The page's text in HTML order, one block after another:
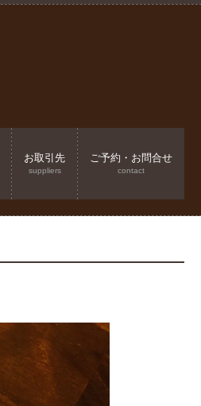
お取引先
suppliers
ご予約・お問合せ
contact